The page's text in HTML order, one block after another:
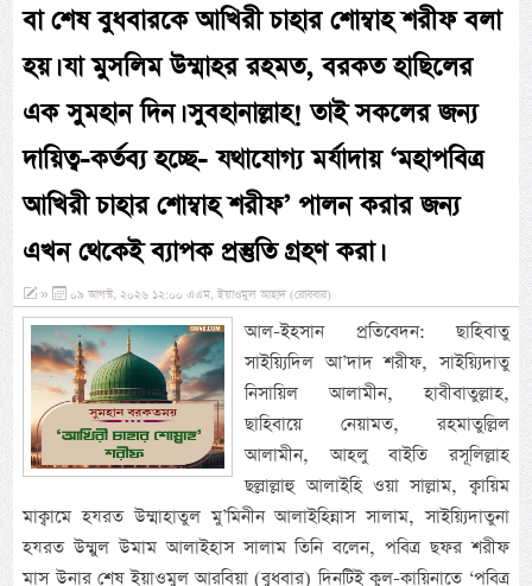
বা শেষ বুধবারকে আখিরী চাহার শোম্বাহ শরীফ বলা
হয়। যা মুসলিম উম্মাহর রহমত, বরকত হাছিলের
এক সুমহান দিন। সুবহানাল্লাহ! তাই সকলের জন্য
দায়িত্ব-কর্তব্য হচ্ছে- যথাযোগ্য মর্যাদায় ‘মহাপবিত্র
আখিরী চাহার শোম্বাহ শরীফ’ পালন করার জন্য
এখন থেকেই ব্যাপক প্রস্তুতি গ্রহণ করা।
» ০৯ আগস্ট, ২০২৬ ১২:০০ এএম, ইয়াওমুল আহাদ (রোববার)
আল-ইহসান প্রতিবেদন: ছাহিবাতু
সাইয়্যিদিল আ’দাদ শরীফ, সাইয়্যিদাতু
নিসায়িল আলামীন, হাবীবাতুল্লাহ,
ছাহিবায়ে নেয়ামত, রহমাতুল্লিল
আলামীন, আহলু বাইতি রসূলিল্লাহ
ছল্লাল্লাহু আলাইহি ওয়া সাল্লাম, ক্বায়িম
মাক্বামে হযরত উম্মাহাতুল মু’মিনীন আলাইহিন্নাস সালাম, সাইয়্যিদাতুনা
হযরত উম্মুল উমাম আলাইহাস সালাম তিনি বলেন, পবিত্র ছফর শরীফ
মাস উনার শেষ ইয়াওমুল আরবিয়া (বুধবার) দিনটিই কুল-কায়িনাতে ‘পবিত্র